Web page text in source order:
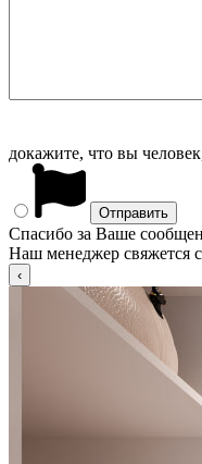
докажите, что вы
Спасибо за Ваше
Наш менеджер свяжется